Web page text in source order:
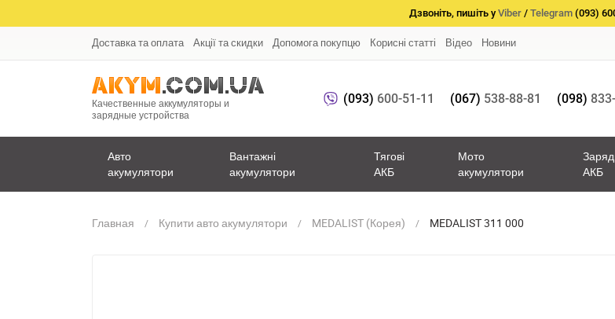
Дзвоніть, пишіть у Viber / Telegram (093)
Доставка та оплата Акції та скидки Допомога покупцю Корисні статті Відео Новини
Качественные аккумуляторы и
зарядные устройства
(093) 600-51-11 (067) 538-88-81 (098)
Авто
акумулятори
Вантажні
акумулятори
Тягові
АКБ
Мото
акумулятори
АКБ
Главная Купити авто акумулятори MEDALIST (Корея) MEDALIST 311 000